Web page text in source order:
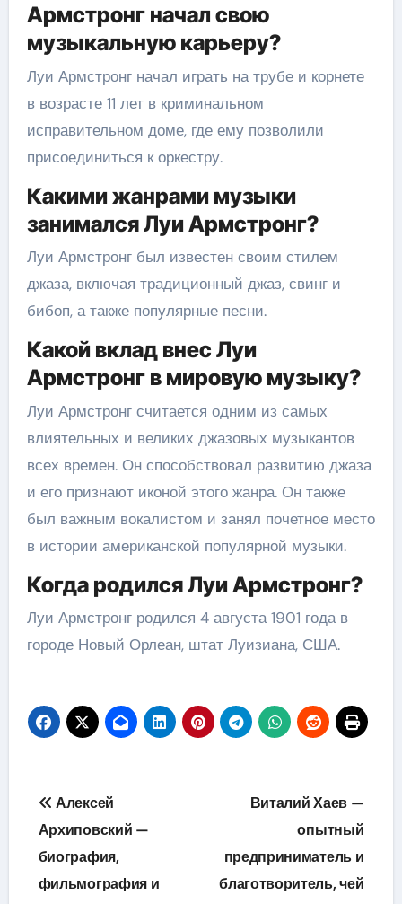
Армстронг начал свою
музыкальную карьеру?
Луи Армстронг начал играть на трубе и корнете
в возрасте 11 лет в криминальном
исправительном доме, где ему позволили
присоединиться к оркестру.
Какими жанрами музыки
занимался Луи Армстронг?
Луи Армстронг был известен своим стилем
джаза, включая традиционный джаз, свинг и
бибоп, а также популярные песни.
Какой вклад внес Луи
Армстронг в мировую музыку?
Луи Армстронг считается одним из самых
влиятельных и великих джазовых музыкантов
всех времен. Он способствовал развитию джаза
и его признают иконой этого жанра. Он также
был важным вокалистом и занял почетное место
в истории американской популярной музыки.
Когда родился Луи Армстронг?
Луи Армстронг родился 4 августа 1901 года в
городе Новый Орлеан, штат Луизиана, США.
Навигация
по
записям
Алексей
Архиповский —
биография,
фильмография и
Виталий Хаев —
опытный
предприниматель и
благотворитель, чей